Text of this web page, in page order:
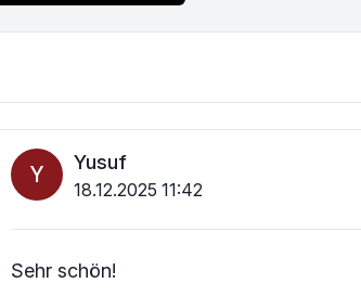
Y Yusuf
18.12.2025 11:42
Sehr schön!